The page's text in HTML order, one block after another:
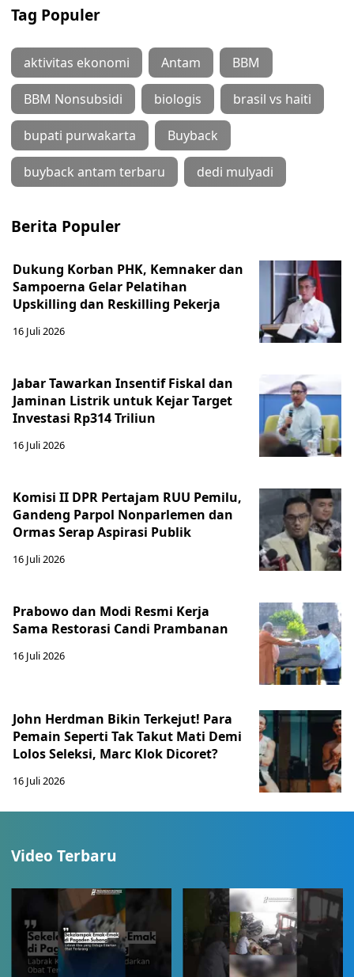
Tag Populer
aktivitas ekonomi Antam BBM
BBM Nonsubsidi biologis brasil vs haiti
bupati purwakarta Buyback
buyback antam terbaru dedi mulyadi
Berita Populer
Dukung Korban PHK, Kemnaker dan
Sampoerna Gelar Pelatihan
Upskilling dan Reskilling Pekerja
16 Juli 2026
Jabar Tawarkan Insentif Fiskal dan
Jaminan Listrik untuk Kejar Target
Investasi Rp314 Triliun
16 Juli 2026
Komisi II DPR Pertajam RUU Pemilu,
Gandeng Parpol Nonparlemen dan
Ormas Serap Aspirasi Publik
16 Juli 2026
Prabowo dan Modi Resmi Kerja
Sama Restorasi Candi Prambanan
16 Juli 2026
John Herdman Bikin Terkejut! Para
Pemain Seperti Tak Takut Mati Demi
Lolos Seleksi, Marc Klok Dicoret?
16 Juli 2026
Video Terbaru